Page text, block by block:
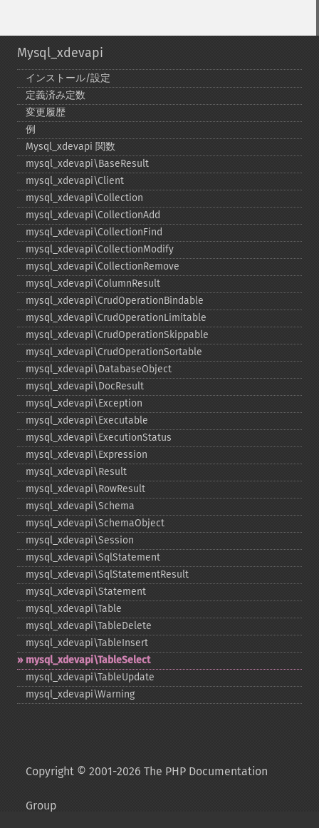
Mysql_xdevapi
インストール/設定
定義済み定数
変更履歴
例
Mysql_​xdevapi 関数
mysql_​xdevapi\BaseResult
mysql_​xdevapi\Client
mysql_​xdevapi\Collection
mysql_​xdevapi\CollectionAdd
mysql_​xdevapi\CollectionFind
mysql_​xdevapi\CollectionModify
mysql_​xdevapi\CollectionRemove
mysql_​xdevapi\ColumnResult
mysql_​xdevapi\CrudOperationBindable
mysql_​xdevapi\CrudOperationLimitable
mysql_​xdevapi\CrudOperationSkippable
mysql_​xdevapi\CrudOperationSortable
mysql_​xdevapi\DatabaseObject
mysql_​xdevapi\DocResult
mysql_​xdevapi\Exception
mysql_​xdevapi\Executable
mysql_​xdevapi\ExecutionStatus
mysql_​xdevapi\Expression
mysql_​xdevapi\Result
mysql_​xdevapi\RowResult
mysql_​xdevapi\Schema
mysql_​xdevapi\SchemaObject
mysql_​xdevapi\Session
mysql_​xdevapi\SqlStatement
mysql_​xdevapi\SqlStatementResult
mysql_​xdevapi\Statement
mysql_​xdevapi\Table
mysql_​xdevapi\TableDelete
mysql_​xdevapi\TableInsert
mysql_​xdevapi\TableSelect
mysql_​xdevapi\TableUpdate
mysql_​xdevapi\Warning
Copyright © 2001-2026 The PHP Documentation
Group